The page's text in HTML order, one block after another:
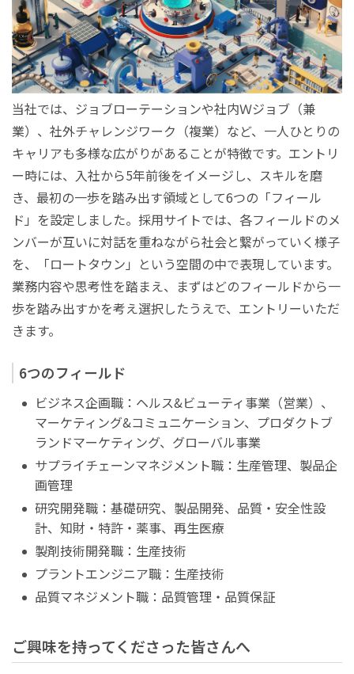
当社では、ジョブローテーションや社内Ｗジョブ（兼
業）、社外チャレンジワーク（複業）など、一人ひとりの
キャリアも多様な広がりがあることが特徴です。エントリ
ー時には、入社から5年前後をイメージし、スキルを磨
き、最初の一歩を踏み出す領域として6つの「フィール
ド」を設定しました。採用サイトでは、各フィールドのメ
ンバーが互いに対話を重ねながら社会と繋がっていく様子
を、「ロートタウン」という空間の中で表現しています。
業務内容や思考性を踏まえ、まずはどのフィールドから一
歩を踏み出すかを考え選択したうえで、エントリーいただ
きます。
6つのフィールド
ビジネス企画職：ヘルス&ビューティ事業（営業）、
マーケティング&コミュニケーション、プロダクトブ
ランドマーケティング、グローバル事業
サプライチェーンマネジメント職：生産管理、製品企
画管理
研究開発職：基礎研究、製品開発、品質・安全性設
計、知財・特許・薬事、再生医療
製剤技術開発職：生産技術
プラントエンジニア職：生産技術
品質マネジメント職：品質管理・品質保証
ご興味を持ってくださった皆さんへ